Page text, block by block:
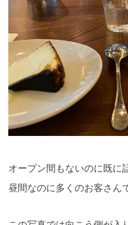
オープン間もないのに既に
昼間なのに多くのお客さん